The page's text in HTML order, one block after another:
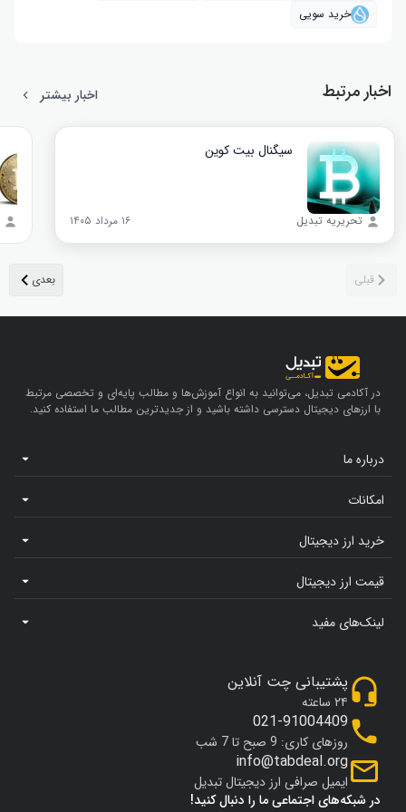
خرید سویی
اخبار مرتبط اخبار بیشتر
سیگنال بیت‌ کوین
تحریریه تبدیل ۱۶ مرداد ۱۴۰۵
در آکادمی تبدیل، می‌توانید به انواع آموزش‌ها و مطالب پایه‌ای و تخصصی مرتبط
با ارزهای دیجیتال دسترسی داشته باشید و از جدیدترین مطالب ما استفاده کنید.
درباره ما
امکانات
خرید ارز دیجیتال
قیمت ارز دیجیتال
لینک‌های مفید
در شبکه‌های اجتماعی ما را دنبال کنید!
پشتیبانی چت آنلاین
۲۴ ساعته
021-91004409
روزهای کاری: 9 صبح تا 7 شب
info@tabdeal.org
ایمیل صرافی ارز دیجیتال تبدیل